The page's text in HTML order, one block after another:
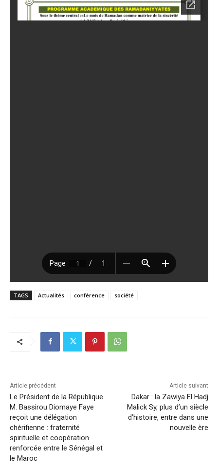
TAGS Actualités conférence société
Article précédent
Le Président de la République
M. Bassirou Diomaye Faye
reçoit une délégation
chérifienne : fraternité
spirituelle et coopération
renforcée entre le Sénégal et
le Maroc
Article suivant
Dakar : la Zawiya El Hadj
Malick Sy, plus d’un siècle
d’histoire, entre dans une
nouvelle ère